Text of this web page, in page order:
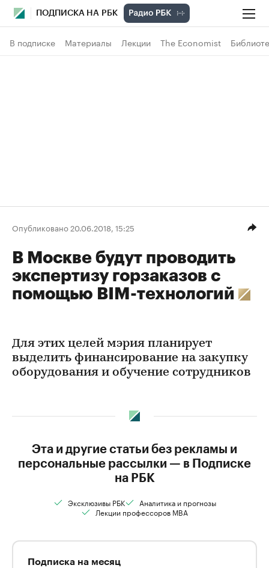
ПОДПИСКА НА РБК
В подписке Материалы Лекции The Economist
Опубликовано 20.06.2018, 15:25
В Москве будут проводить
экспертизу горзаказов с
помощью BIM-технологий
Для этих целей мэрия планирует
выделить финансирование на закупку
оборудования и обучение сотрудников
Эта и другие статьи без рекламы и
персональные рассылки — в Подписке
на РБК
Эксклюзивы РБК
Аналитика и прогнозы
Лекции профессоров MBA
Подписка на месяц